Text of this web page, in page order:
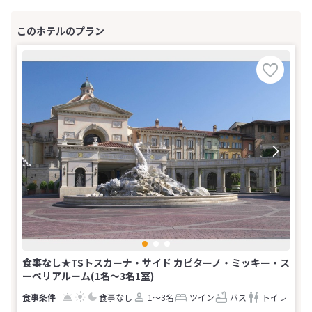
食事なし★TSトスカーナ・サイド カピターノ・ミッキー・ス
ーペリアルーム(1名～3名1室)
食事なし 1～3名 ツイン バス トイレ